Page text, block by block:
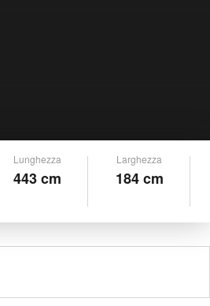
Lunghezza
443 cm
Larghezza
184 cm